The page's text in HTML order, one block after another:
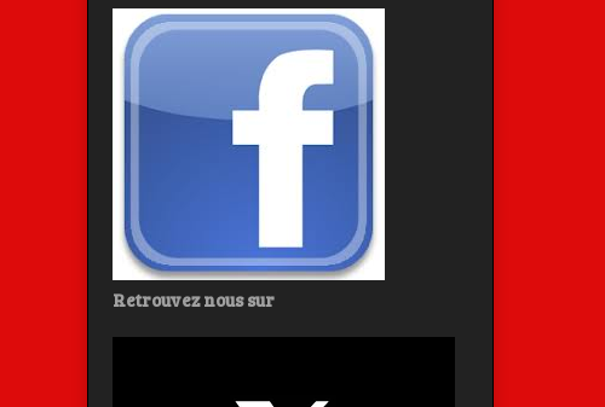
Retrouvez nous sur